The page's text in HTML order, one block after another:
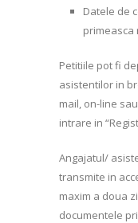
Datele de
primeasca
Petitiile pot fi
asistentilor in
mail, on-line
intrare in
Angajatul/
transmite in
maxim a doua
documentele